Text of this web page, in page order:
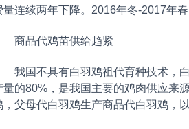
量连续两年下降。2016年冬-2017年
品代鸡苗供给趋紧
国不具有白羽鸡祖代育种技术，白
量的80%，是我国主要的鸡肉供应来
，父母代白羽鸡生产商品代白羽鸡，